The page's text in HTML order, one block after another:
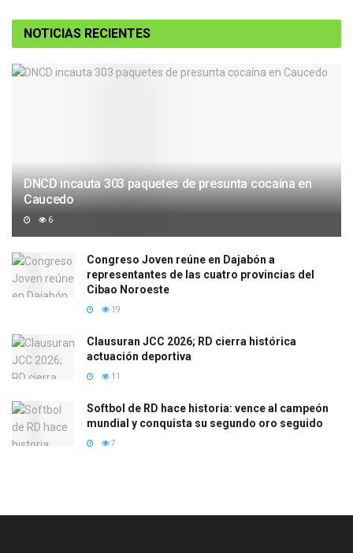
NOTICIAS RECIENTES
DNCD incauta 303 paquetes de presunta cocaína en
Caucedo
6
Congreso Joven reúne en Dajabón a
representantes de las cuatro provincias del
Cibao Noroeste
19
Clausuran JCC 2026; RD cierra histórica
actuación deportiva
11
Softbol de RD hace historia: vence al campeón
mundial y conquista su segundo oro seguido
7